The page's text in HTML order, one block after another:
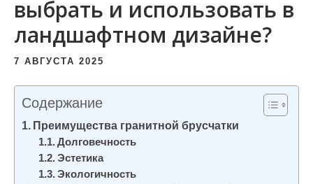
выбрать и использовать в
ландшафтном дизайне?
7 АВГУСТА 2025
Содержание
Преимущества гранитной брусчатки
Долговечность
Эстетика
Экологичность